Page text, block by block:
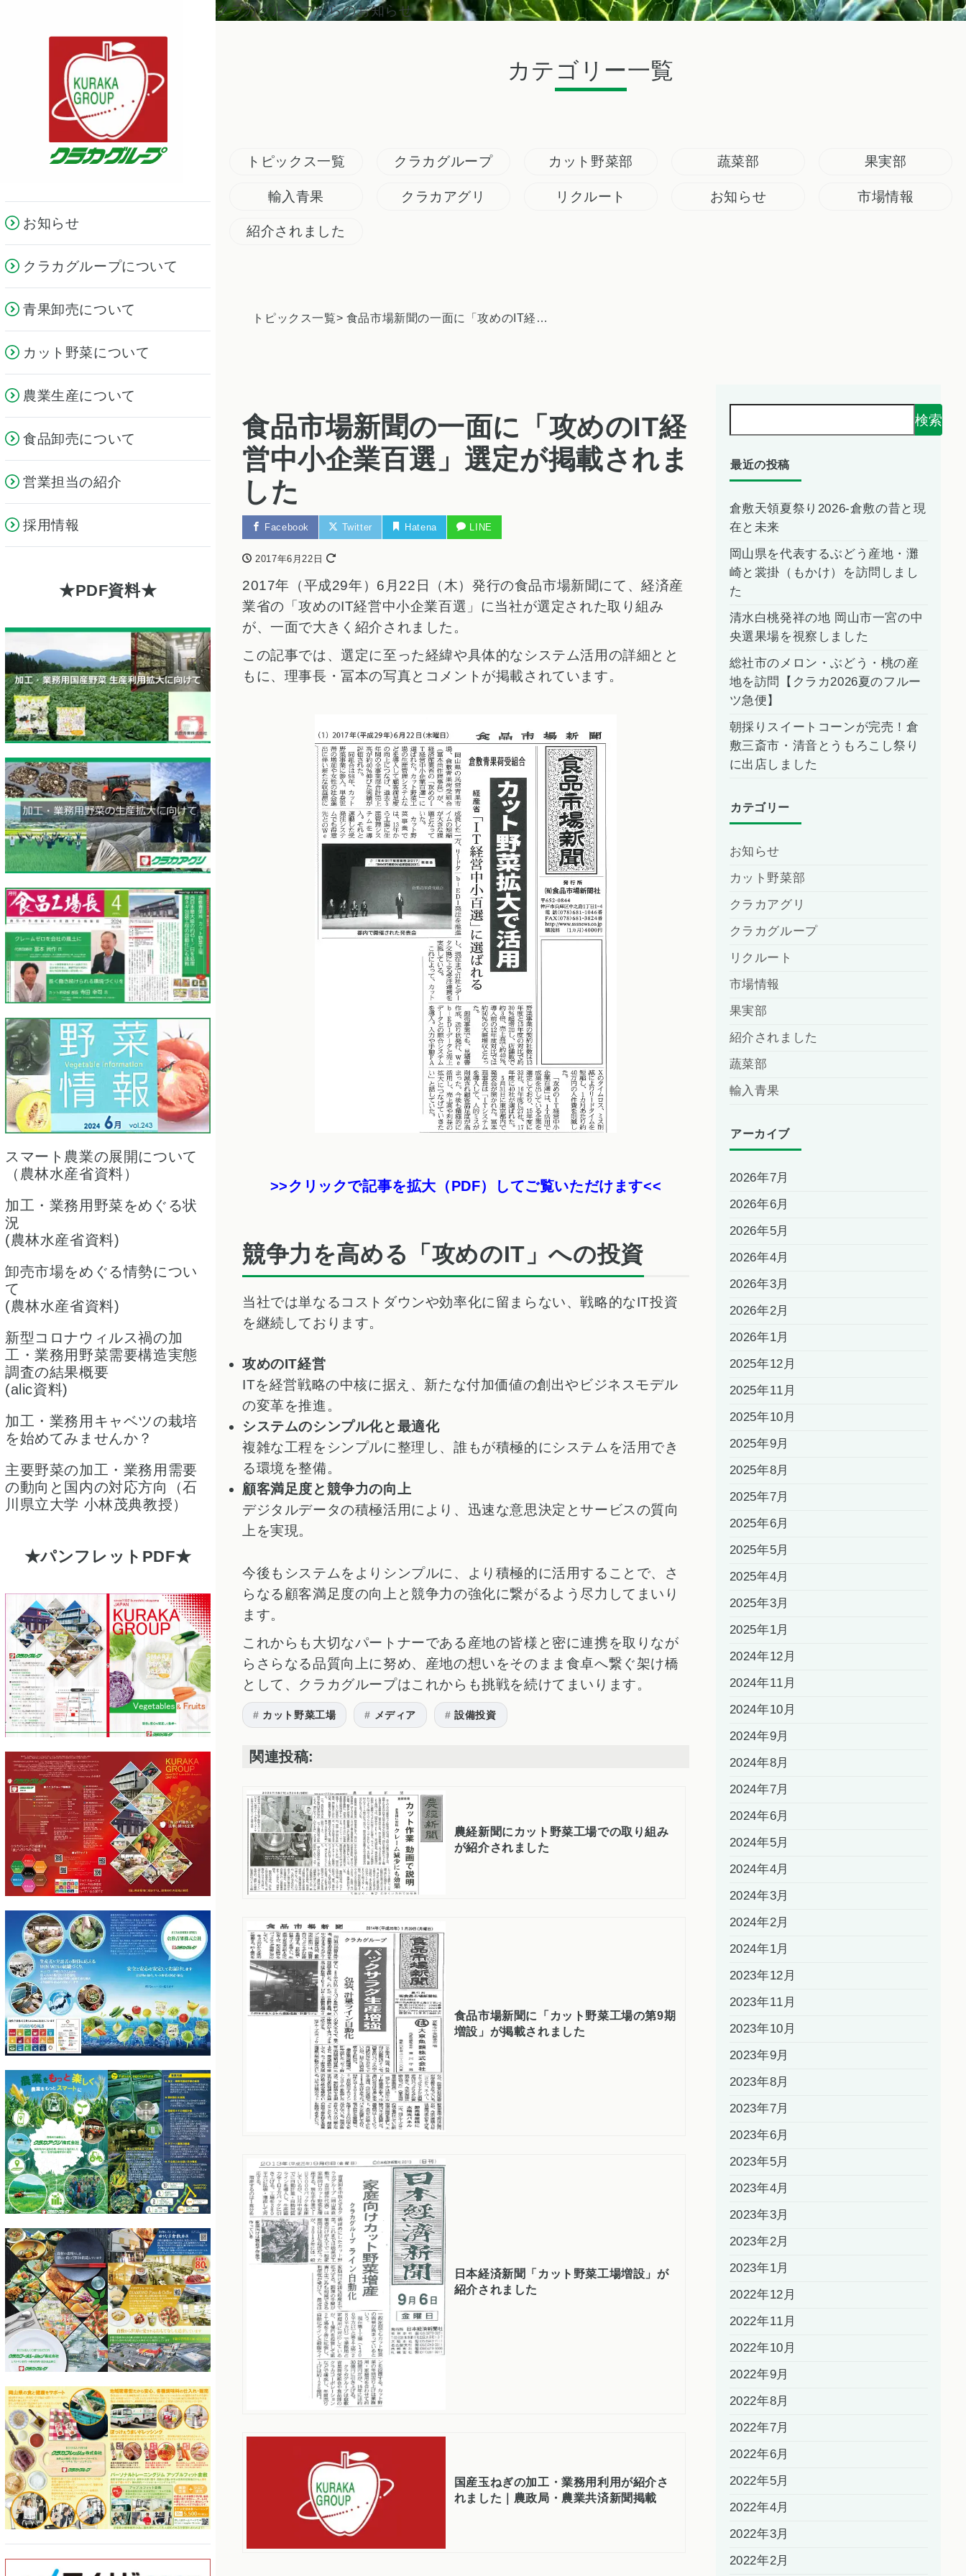
お知らせ
クラカグループについて
青果卸売について
カット野菜について
農業生産について
食品卸売について
営業担当の紹介
採用情報
PDF資料
スマート農業の展開について
（農林水産省資料）
加工・業務用野菜をめぐる状
況
(農林水産省資料)
卸売市場をめぐる情勢につい
て
(農林水産省資料)
新型コロナウィルス禍の加
工・業務用野菜需要構造実態
調査の結果概要
(alic資料)
加工・業務用キャベツの栽培
を始めてみませんか？
主要野菜の加工・業務用需要
の動向と国内の対応方向（石
川県立大学 小林茂典教授）
パンフレットPDF
クラカグループからのお知らせ
カテゴリー一覧
トピックス一覧 クラカグループ カット野菜部 蔬菜部 果実部
輸入青果 クラカアグリ リクルート お知らせ 市場情報
紹介されました
トピックス一覧 > 食品市場新聞の一面に「攻めのIT経営中小企業百選」選定が掲載されました
食品市場新聞の一面に「攻めのIT経
営中小企業百選」選定が掲載されま
した
Facebook Twitter Hatena LINE
2017年6月22日
2017年（平成29年）6月22日（木）発行の食品市場新聞にて、経済産
業省の「攻めのIT経営中小企業百選」に当社が選定された取り組み
が、一面で大きく紹介されました。
この記事では、選定に至った経緯や具体的なシステム活用の詳細とと
もに、理事長・冨本の写真とコメントが掲載されています。
クリックで記事を拡大（PDF）してご覧いただけます
競争力を高める「攻めのIT」への投資
当社では単なるコストダウンや効率化に留まらない、戦略的なIT投資
を継続しております。
攻めのIT経営
ITを経営戦略の中核に据え、新たな付加価値の創出やビジネスモデル
の変革を推進。
システムのシンプル化と最適化
複雑な工程をシンプルに整理し、誰もが積極的にシステムを活用でき
る環境を整備。
顧客満足度と競争力の向上
デジタルデータの積極活用により、迅速な意思決定とサービスの質向
上を実現。
今後もシステムをよりシンプルに、より積極的に活用することで、さ
らなる顧客満足度の向上と競争力の強化に繋がるよう尽力してまいり
ます。
これからも大切なパートナーである産地の皆様と密に連携を取りなが
らさらなる品質向上に努め、産地の想いをそのまま食卓へ繋ぐ架け橋
として、クラカグループはこれからも挑戦を続けてまいります。
カット野菜工場 メディア 設備投資
関連投稿:
農経新聞にカット野菜工場での取り組み
が紹介されました
食品市場新聞に「カット野菜工場の第9期
増設」が掲載されました
日本経済新聞「カット野菜工場増設」が
紹介されました
国産玉ねぎの加工・業務用利用が紹介さ
れました｜農政局・農業共済新聞掲載
検索
最近の投稿
倉敷天領夏祭り2026-倉敷の昔と現
在と未来
岡山県を代表するぶどう産地・灘
崎と裳掛（もかけ）を訪問しまし
た
清水白桃発祥の地 岡山市一宮の中
央選果場を視察しました
総社市のメロン・ぶどう・桃の産
地を訪問【クラカ2026夏のフルー
ツ急便】
朝採りスイートコーンが完売！倉
敷三斎市・清音とうもろこし祭り
に出店しました
カテゴリー
お知らせ
カット野菜部
クラカアグリ
クラカグループ
リクルート
市場情報
果実部
紹介されました
蔬菜部
輸入青果
アーカイブ
2026年7月
2026年6月
2026年5月
2026年4月
2026年3月
2026年2月
2026年1月
2025年12月
2025年11月
2025年10月
2025年9月
2025年8月
2025年7月
2025年6月
2025年5月
2025年4月
2025年3月
2025年1月
2024年12月
2024年11月
2024年10月
2024年9月
2024年8月
2024年7月
2024年6月
2024年5月
2024年4月
2024年3月
2024年2月
2024年1月
2023年12月
2023年11月
2023年10月
2023年9月
2023年8月
2023年7月
2023年6月
2023年5月
2023年4月
2023年3月
2023年2月
2023年1月
2022年12月
2022年11月
2022年10月
2022年9月
2022年8月
2022年7月
2022年6月
2022年5月
2022年4月
2022年3月
2022年2月